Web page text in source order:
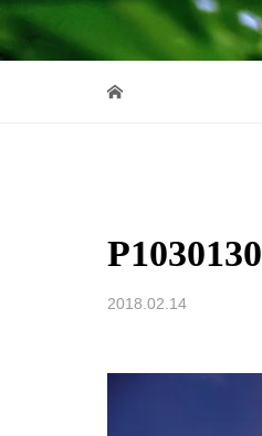
P1030130
2018.02.14